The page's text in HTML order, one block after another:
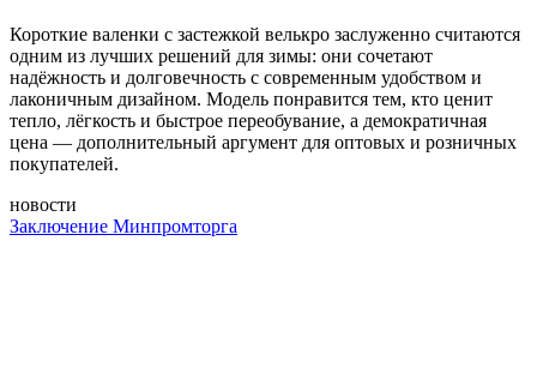
Короткие валенки с застежкой велькро заслуженно считаются
одним из лучших решений для зимы: они сочетают
надёжность и долговечность с современным удобством и
лаконичным дизайном. Модель понравится тем, кто ценит
тепло, лёгкость и быстрое переобувание, а демократичная
цена — дополнительный аргумент для оптовых и розничных
покупателей.
новости
Заключение Минпромторга